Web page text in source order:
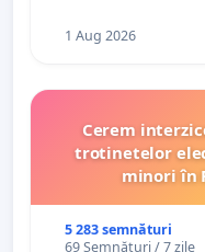
1 Aug 2026
Cerem
trotinetelor
minori în
5 283 semnături
69 Semnături / 7 zile